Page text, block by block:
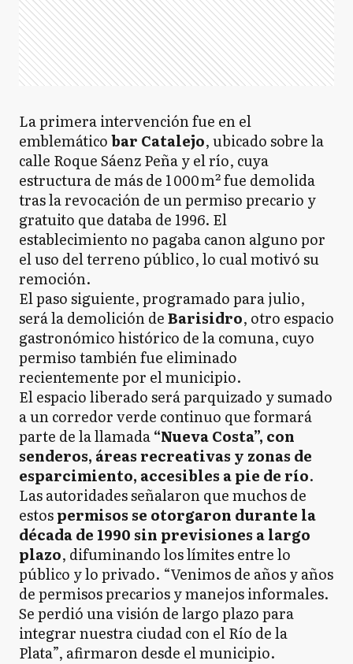
La primera intervención fue en el
emblemáticobar Catalejo, ubicado sobre la
calle Roque Sáenz Peña y el río, cuya
estructura de más de 1 000 m² fue demolida
tras la revocación de un permiso precario y
gratuito que databa de 1996. El
establecimiento no pagaba canon alguno por
el uso del terreno público, lo cual motivó su
remoción.
El paso siguiente, programado para julio,
será la demolición deBarisidro, otro espacio
gastronómico histórico de la comuna, cuyo
permiso también fue eliminado
recientemente por el municipio.
El espacio liberado será parquizado y sumado
a un corredor verde continuo que formará
parte de la llamada“Nueva Costa”, con
senderos, áreas recreativas y zonas de
esparcimiento, accesibles a pie de río.
Las autoridades señalaron que muchos de
estospermisos se otorgaron durante la
década de 1990 sin previsiones a largo
plazo, difuminando los límites entre lo
público y lo privado. “Venimos de años y años
de permisos precarios y manejos informales.
Se perdió una visión de largo plazo para
integrar nuestra ciudad con el Río de la
Plata”, afirmaron desde el municipio.